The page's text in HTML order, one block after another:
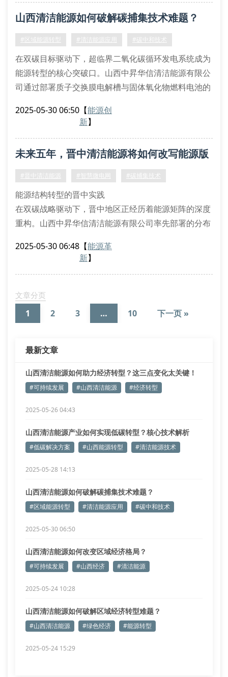
多能互补系统的创新实践
通过构建基于数字孪生的能源物联网（eiot）平台，实
山西清洁能源如何破解碳捕集技术难题？
#区域能源转型 #清洁能源应用 #碳中和技术
在双碳目标驱动下，超临界二氧化碳循环发电系统成为
能源转型的核心突破口。山西中昇华信清洁能源有限公
司通过部署质子交换膜电解槽与固体氧化物燃料电池的
于热化学储能的集成方案，成功将平准化能源成本
针对晋中盆地特有的煤层气伴生资源，企业创新研发了
变压吸附-膜分离复合工艺。该技术通过分子筛
2025-05-30 06:50 【能源创
新】
未来五年，晋中清洁能源将如何改写能源版
图？
#晋中清洁能源 #智慧微电网 #碳捕集技术
能源结构转型的晋中实践
在双碳战略驱动下，晋中地区正经历着能源矩阵的深度
重构。山西中昇华信清洁能源有限公司率先部署的分布
42.7%，这一突破性数据背后是等离子体催化重整技术
个百分点。
关键技术突破路径解析
在碳捕集与封存（ccus）领域，公司开发的氨
2025-05-30 06:48 【能源革
新】
文章分页
1 2 3 … 10 下一页 »
最新文章
山西清洁能源如何助力经济转型？这三点变化太关键！
#可持续发展 #山西清洁能源 #经济转型
2025-05-26 04:43
山西清洁能源产业如何实现低碳转型？核心技术解析
#低碳解决方案 #山西能源转型 #清洁能源技术
2025-05-28 14:13
山西清洁能源如何破解碳捕集技术难题？
#区域能源转型 #清洁能源应用 #碳中和技术
2025-05-30 06:50
山西清洁能源如何改变区域经济格局？
#可持续发展 #山西经济 #清洁能源
2025-05-24 10:28
山西清洁能源如何破解区域经济转型难题？
#山西清洁能源 #绿色经济 #能源转型
2025-05-24 15:29